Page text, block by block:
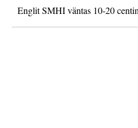
Englit SMHI väntas 10-20